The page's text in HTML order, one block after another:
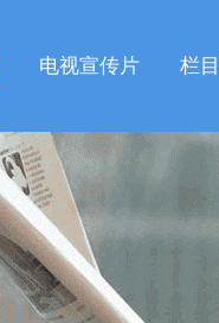
电视宣传片 栏